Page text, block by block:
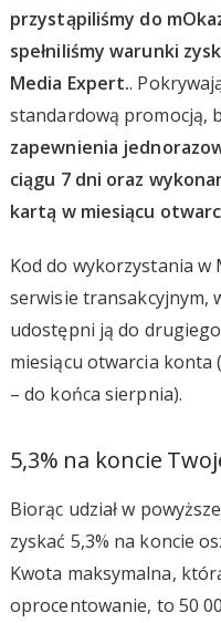
przystąpiliśmy do
spełniliśmy warunki
Media Expert..
standardową promocją,
zapewnienia
ciągu 7 dni oraz
kartą w miesiącu
Kod do wykorzystania w
serwisie transakcyjnym,
udostępni ją do
miesiącu otwarcia konta
– do końca sierpnia).
5,3% na koncie
Biorąc udział w
zyskać 5,3% na koncie
Kwota maksymalna,
oprocentowanie, to 50